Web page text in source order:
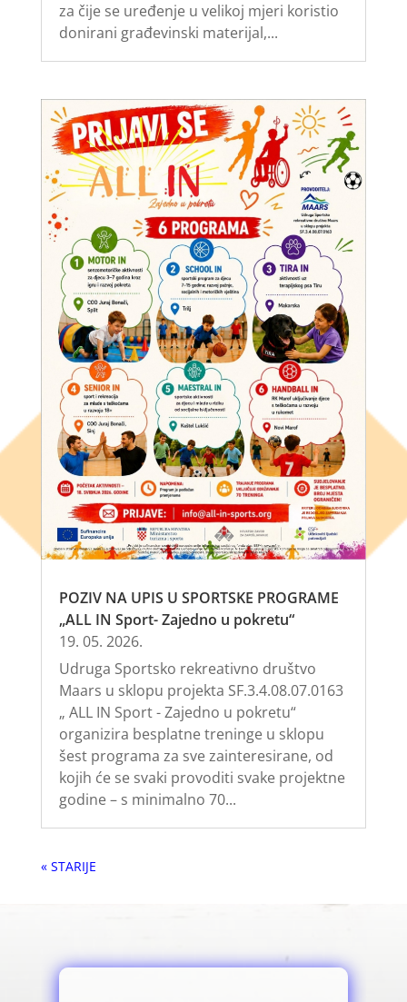
za čije se uređenje u velikoj mjeri koristio
donirani građevinski materijal,...
POZIV NA UPIS U SPORTSKE PROGRAME
„ALL IN Sport- Zajedno u pokretu“
19. 05. 2026.
Udruga Sportsko rekreativno društvo
Maars u sklopu projekta SF.3.4.08.07.0163
„ ALL IN Sport - Zajedno u pokretu“
organizira besplatne treninge u sklopu
šest programa za sve zainteresirane, od
kojih će se svaki provoditi svake projektne
godine – s minimalno 70...
« Older Entries